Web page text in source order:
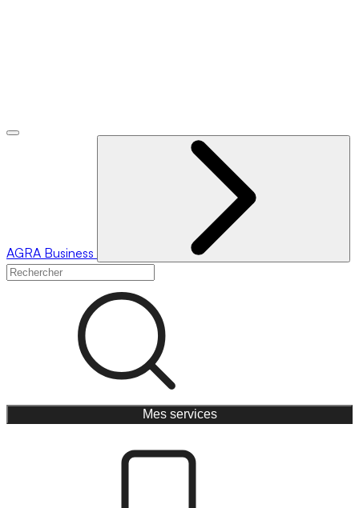
AGRA Business
Mes services